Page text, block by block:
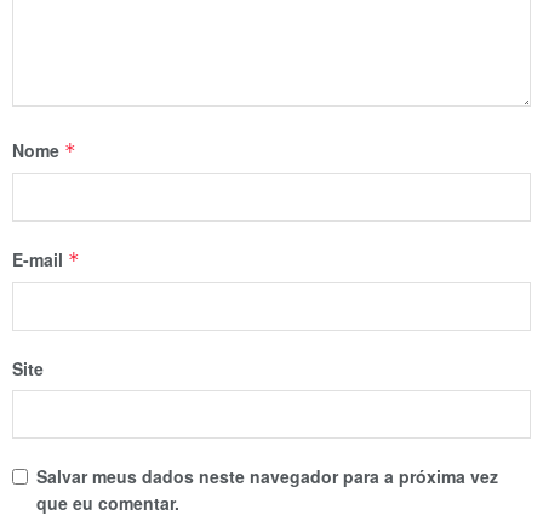
Nome *
E-mail *
Site
Salvar meus dados neste navegador para a próxima vez
que eu comentar.